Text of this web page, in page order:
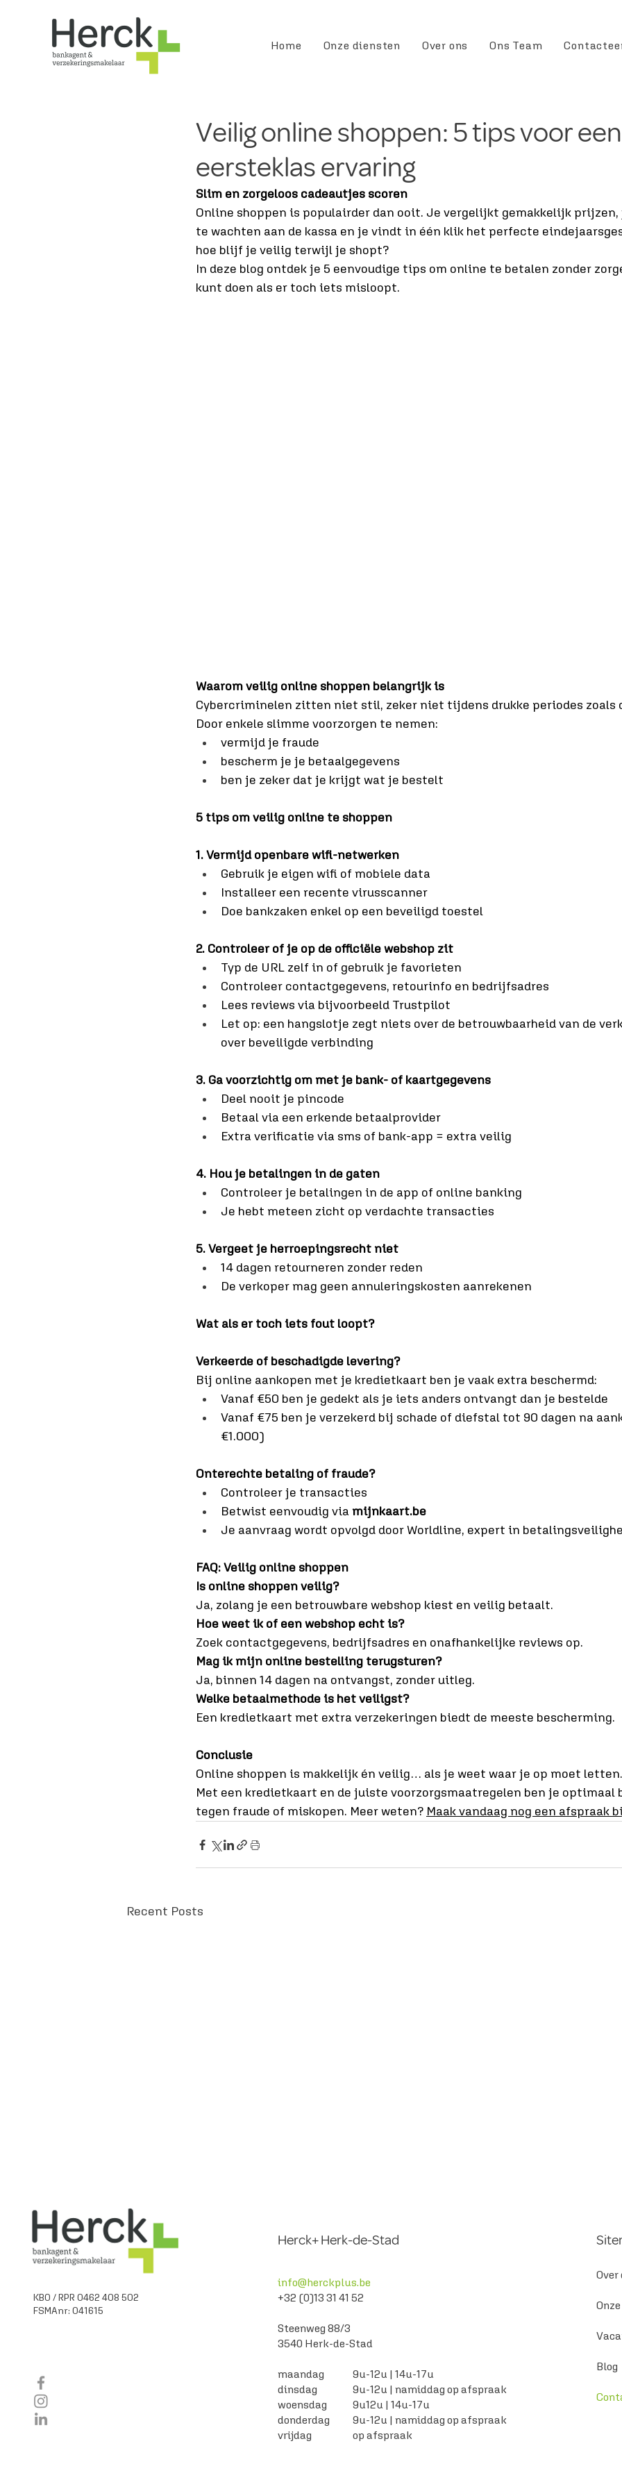
Home Onze diensten Over ons Ons Team
Veilig online shoppen: 5 tips voor een
eersteklas ervaring
Slim en zorgeloos cadeautjes scoren
Online shoppen is populairder dan ooit. Je vergelijkt gemakkelijk
te wachten aan de kassa en je vindt in één klik het perfecte
hoe blijf je veilig terwijl je shopt?
In deze blog ontdek je 5 eenvoudige tips om online te betalen zonder
kunt doen als er toch iets misloopt.
Waarom veilig online shoppen belangrijk is
Cybercriminelen zitten niet stil, zeker niet tijdens drukke periodes zoals
Door enkele slimme voorzorgen te nemen:
vermijd je fraude
bescherm je je betaalgegevens
ben je zeker dat je krijgt wat je bestelt
5 tips om veilig online te shoppen
1. Vermijd openbare wifi-netwerken
Gebruik je eigen wifi of mobiele data
Installeer een recente virusscanner
Doe bankzaken enkel op een beveiligd toestel
2. Controleer of je op de officiële webshop zit
Typ de URL zelf in of gebruik je favorieten
Controleer contactgegevens, retourinfo en bedrijfsadres
Lees reviews via bijvoorbeeld Trustpilot
Let op: een hangslotje zegt niets over de betrouwbaarheid van de
over beveiligde verbinding
3. Ga voorzichtig om met je bank- of kaartgegevens
Deel nooit je pincode
Betaal via een erkende betaalprovider
Extra verificatie via sms of bank-app = extra veilig
4. Hou je betalingen in de gaten
Controleer je betalingen in de app of online banking
Je hebt meteen zicht op verdachte transacties
5. Vergeet je herroepingsrecht niet
14 dagen retourneren zonder reden
De verkoper mag geen annuleringskosten aanrekenen
Wat als er toch iets fout loopt?
Verkeerde of beschadigde levering?
Bij online aankopen met je kredietkaart ben je vaak extra beschermd:
Vanaf €50 ben je gedekt als je iets anders ontvangt dan je bestelde
Vanaf €75 ben je verzekerd bij schade of diefstal tot 90 dagen na
€1.000)
Onterechte betaling of fraude?
Controleer je transacties
Betwist eenvoudig via mijnkaart.be
Je aanvraag wordt opvolgd door Worldline, expert in
FAQ: Veilig online shoppen
Is online shoppen veilig?
Ja, zolang je een betrouwbare webshop kiest en veilig betaalt.
Hoe weet ik of een webshop echt is?
Zoek contactgegevens, bedrijfsadres en onafhankelijke reviews op.
Mag ik mijn online bestelling terugsturen?
Ja, binnen 14 dagen na ontvangst, zonder uitleg.
Welke betaalmethode is het veiligst?
Een kredietkaart met extra verzekeringen biedt de meeste bescherming.
Conclusie
Online shoppen is makkelijk én veilig… als je weet waar je op moet letten.
Met een kredietkaart en de juiste voorzorgsmaatregelen ben je optimaal
tegen fraude of miskopen. Meer weten? Maak vandaag nog een afspraak
Recent Posts
Je onderneming evolueert. Is je
voor.”
KBO / RPR 0462 408 502
FSMAnr: 041615
Herck+ Herk-de-Stad
info@herckplus.be
+32 (0)13 31 41 52
Steenweg 88/3
3540 Herk-de-Stad
maandag
dinsdag
woensdag
donderdag
vrijdag
9u-12u | 14u-17u
9u-12u | namiddag op afspraak
9u12u | 14u-17u
9u-12u | namiddag op afspraak
op afspraak
Over
Blog ​